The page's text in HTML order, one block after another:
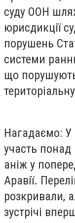
суду ООН
юрисдикції
порушень
системи
що порушують
Нагадаємо: У
участь понад
аніж у
Аравії.
розкривали,
зустрічі